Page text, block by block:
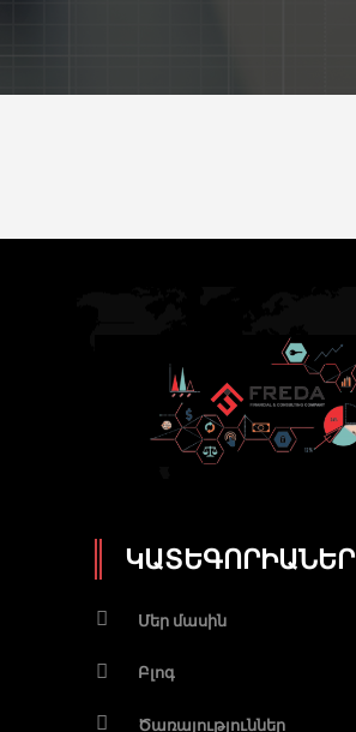
ԿԱՏԵԳՈՐԻԱՆԵՐ
Մեր մասին
Բլոգ
Ծառայություններ